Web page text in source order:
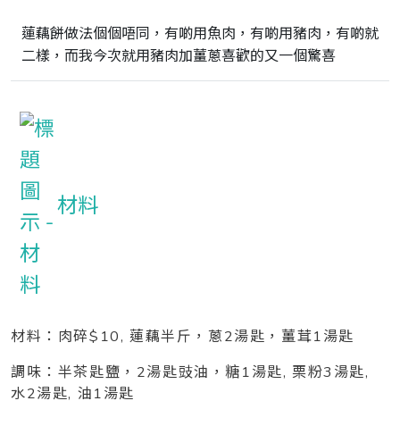
蓮藕餅做法個個唔同，有啲用魚肉，有啲用豬肉，有啲就
二樣，而我今次就用豬肉加薑蔥喜歡的又一個驚喜
材料
材料：肉碎$10, 蓮藕半斤，蔥2湯匙，薑茸1湯匙
調味：半茶匙鹽，2湯匙豉油，糖1湯匙, 栗粉3湯匙,
水2湯匙, 油1湯匙